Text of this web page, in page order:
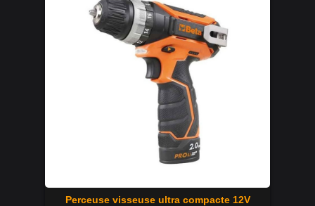
Perceuse visseuse ultra compacte 12V